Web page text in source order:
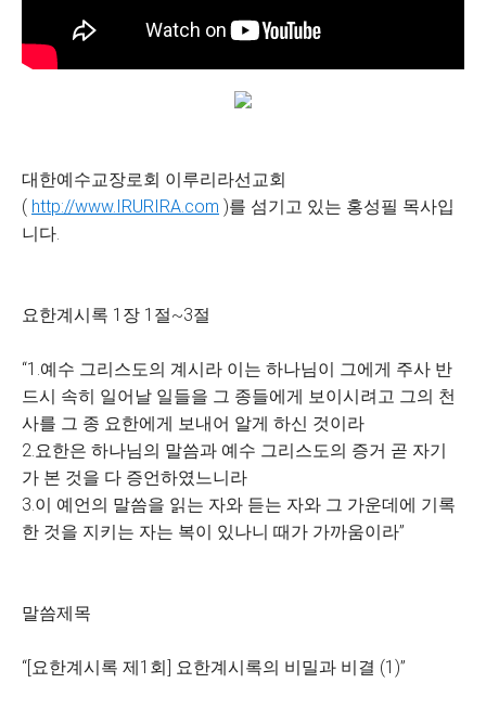
대한예수교장로회 이루리라선교회
( http://www.IRURIRA.com )를 섬기고 있는 홍성필 목사입
니다.
요한계시록 1장 1절~3절
“1.예수 그리스도의 계시라 이는 하나님이 그에게 주사 반
드시 속히 일어날 일들을 그 종들에게 보이시려고 그의 천
사를 그 종 요한에게 보내어 알게 하신 것이라
2.요한은 하나님의 말씀과 예수 그리스도의 증거 곧 자기
가 본 것을 다 증언하였느니라
3.이 예언의 말씀을 읽는 자와 듣는 자와 그 가운데에 기록
한 것을 지키는 자는 복이 있나니 때가 가까움이라”
말씀제목
“[요한계시록 제1회] 요한계시록의 비밀과 비결 (1)”